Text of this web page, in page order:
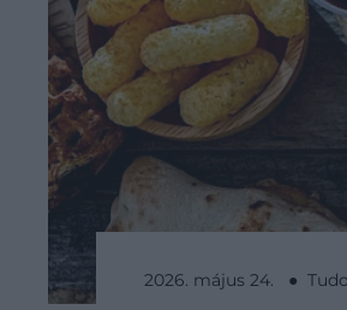
2026. május 24. ●